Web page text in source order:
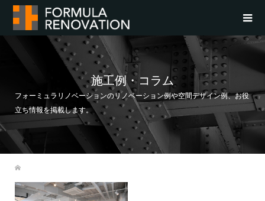
施工例・コラム
フォーミュラリノベーションのリノベーション例や空間デザイン例、お役
立ち情報を掲載します。